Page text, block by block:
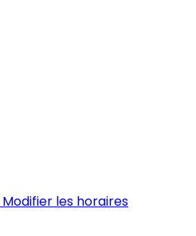
Modifier les horaires